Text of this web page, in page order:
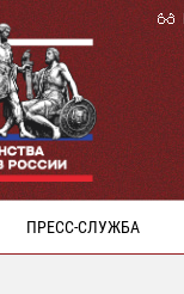
ПРЕСС-СЛУЖБА